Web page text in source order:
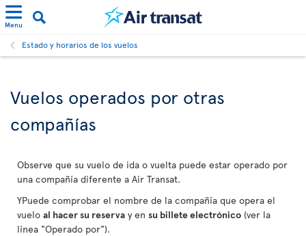
Menu
Estado y horarios de los vuelos
Vuelos operados por otras
compañías
Observe que su vuelo de ida o vuelta puede estar operado por
una compañía diferente a Air Transat.
YPuede comprobar el nombre de la compañía que opera el
vuelo al hacer su reserva y en su billete electrónico (ver la
línea "Operado por").